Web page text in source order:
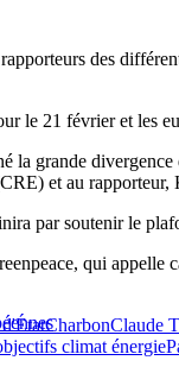
des
le 21 février et les
grande
et au
par soutenir le
qui appelle
CharbonClaude
climat énergie